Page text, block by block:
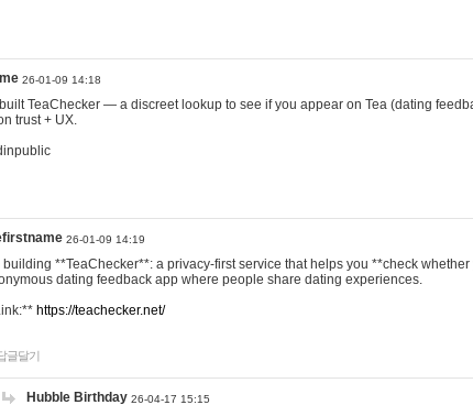
26-01-09 14:18
TeaChecker — a discreet lookup to see if you appear on Tea (dating
trust + UX.
26-01-09 14:19
building **TeaChecker**: a privacy-first service that helps you **check
dating feedback app where people share dating experiences.
https://teachecker.net/
글달기
Hubble Birthday 26-04-17 15:15